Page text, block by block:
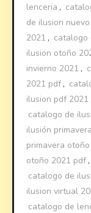
lenceria ,
de ilusion
2021 , catalogo
ilusion otoño
invierno 2021 ,
2021 pdf ,
ilusion pdf 2021
catalogo de
ilusión
primavera
otoño 2021 pdf ,
catalogo de
ilusion virtual
catalogo de